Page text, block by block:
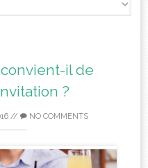
il de
?
// NO COMMENTS